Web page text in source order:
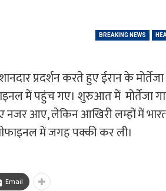
BREAKING NEWS
प्रदर्शन करते हुए ईरान के
में पहुंच गए। शुरुआत में मोर्तेजा
आए, लेकिन आखिरी लम्हों में
में जगह पक्की कर ली।
Email